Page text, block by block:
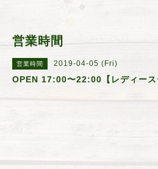
営業時間
営業時間 2019-04-05 (Fri)
OPEN 17:00〜22:00【レディース